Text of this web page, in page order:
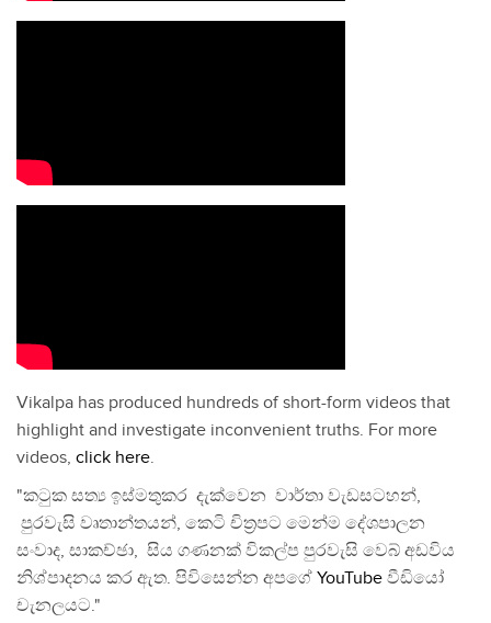
Vikalpa has produced hundreds of short-form videos that
highlight and investigate inconvenient truths. For more
videos, click here.
"කටුක සත්‍ය ඉස්මතුකර දැක්වෙන වාර්තා වැඩසටහන්,
පුරවැසි වෘතාන්තයන්, කෙටි චිත්‍රපට මෙන්ම දේශපාලන
සංවාද, සාකච්ඡා, සිය ගණනක් විකල්ප පුරවැසි වෙබ් අඩවිය
නිශ්පාදනය කර ඇත. පිවිසෙන්න අපගේ YouTube වීඩියෝ
චැනලයට."